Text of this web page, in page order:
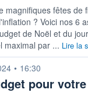
magnifiques fêtes de
? Voici nos 6
de Noël et du
maximal par ... Lire la
• 16:30
pour